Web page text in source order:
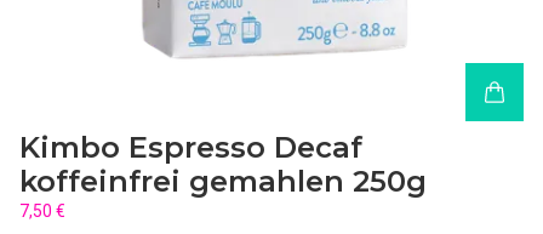
Kimbo Espresso Decaf
koffeinfrei gemahlen 250g
7,50 €